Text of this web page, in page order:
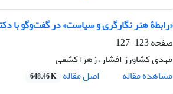
«رابطۀ هنر نگارگری و سیاست» در گفت‌وگو با
صفحه123-127
مهدی کشاورز افشار، زهرا کشفی
مشاهده مقاله
اصل مقاله 648.46 K